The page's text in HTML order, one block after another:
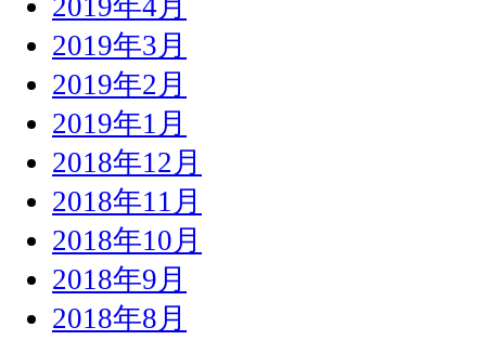
2019年4月
2019年3月
2019年2月
2019年1月
2018年12月
2018年11月
2018年10月
2018年9月
2018年8月